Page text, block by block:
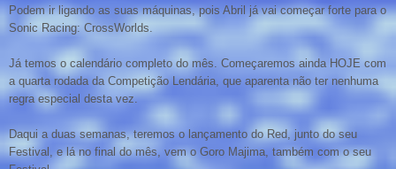
Podem ir ligando as suas máquinas, pois Abril já vai começar forte para o
Sonic Racing: CrossWorlds.
Já temos o calendário completo do mês. Começaremos ainda HOJE com
a quarta rodada da Competição Lendária, que aparenta não ter nenhuma
regra especial desta vez.
Daqui a duas semanas, teremos o lançamento do Red, junto do seu
Festival, e lá no final do mês, vem o Goro Majima, também com o seu